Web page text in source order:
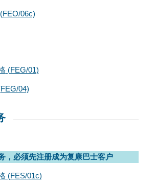
06c)
(FEG/01)
04)
，必须先注册成为复康巴士客户
(FES/01c)